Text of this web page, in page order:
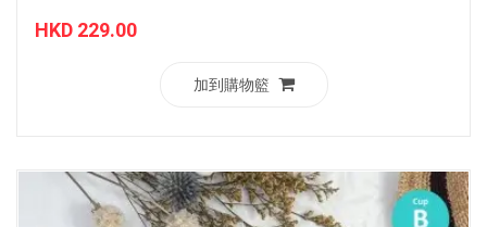
HKD 229.00
加到購物籃